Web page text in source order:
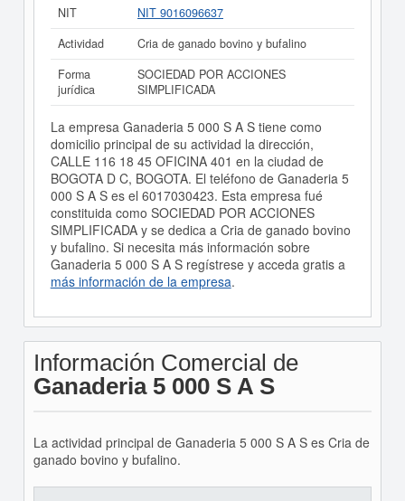
NIT
NIT 9016096637
Actividad
Cria de ganado bovino y bufalino
Forma
jurídica
SOCIEDAD POR ACCIONES
SIMPLIFICADA
La empresa Ganaderia 5 000 S A S tiene como
domicilio principal de su actividad la dirección,
CALLE 116 18 45 OFICINA 401 en la ciudad de
BOGOTA D C, BOGOTA. El teléfono de Ganaderia 5
000 S A S es el 6017030423. Esta empresa fué
constituida como SOCIEDAD POR ACCIONES
SIMPLIFICADA y se dedica a Cria de ganado bovino
y bufalino. Si necesita más información sobre
Ganaderia 5 000 S A S regístrese y acceda gratis a
más información de la empresa.
Información Comercial de
Ganaderia 5 000 S A S
La actividad principal de Ganaderia 5 000 S A S es Cria de
ganado bovino y bufalino.